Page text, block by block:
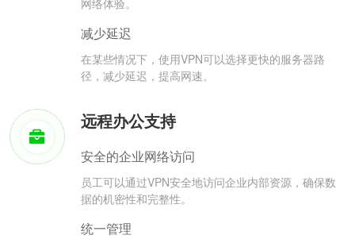
网络体验。
减少延迟
在某些情况下，使用VPN可以选择更快的服务器路
径，减少延迟，提高网速。
远程办公支持
安全的企业网络访问
员工可以通过VPN安全地访问企业内部资源，确保数
据的机密性和完整性。
统一管理